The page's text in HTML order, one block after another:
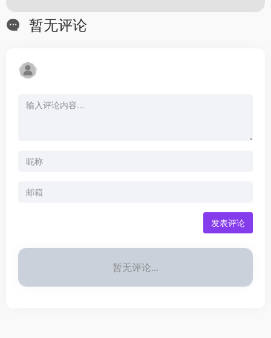
暂无评论
发表评论
暂无评论...